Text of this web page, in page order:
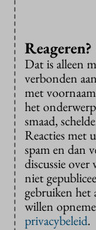
Reageren?
Dat is alleen
verbonden
met
het
smaad,
Reacties met
spam en dan
discussie over
niet
gebruiken het
willen
privacybeleid.